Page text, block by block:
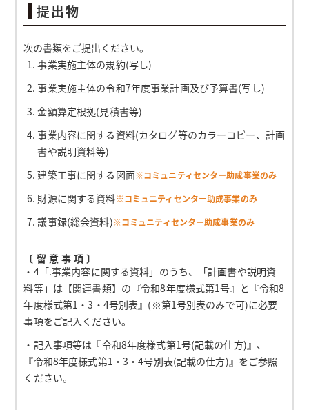
提出物
次の書類をご提出ください。
事業実施主体の規約(写し)
事業実施主体の令和7年度事業計画及び予算書(写し)
金額算定根拠(見積書等)
事業内容に関する資料(カタログ等のカラーコピー、計画
書や説明資料等)
建築工事に関する図面※コミュニティセンター助成事業のみ
財源に関する資料※コミュニティセンター助成事業のみ
議事録(総会資料)※コミュニティセンター助成事業のみ
〔留意事項〕
・4「.事業内容に関する資料」のうち、「計画書や説明資
料等」は【関連書類】の『令和8年度様式第1号』と『令和8
年度様式第1・3・4号別表』(※第1号別表のみで可)に必要
事項をご記入ください。
・記入事項等は『令和8年度様式第1号(記載の仕方)』、
『令和8年度様式第1・3・4号別表(記載の仕方)』をご参照
ください。